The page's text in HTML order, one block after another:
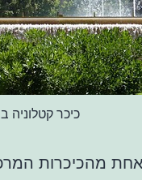
כיכר קטלוניה
מהכיכרות